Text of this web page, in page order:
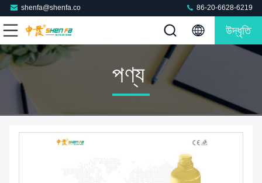
shenfa@shenfa.co 86-20-6628-6219
উদ্ধৃতি
পণ্য